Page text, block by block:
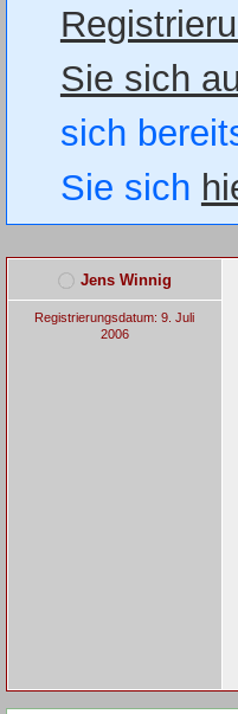
Sie sich
sich
Sie sich
Jens Winnig
Registrierungsdatum: 9. Juli
2006